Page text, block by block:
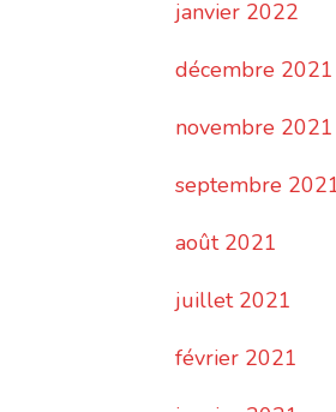
janvier 2022
décembre 2021
novembre 2021
septembre
août 2021
juillet 2021
février 2021